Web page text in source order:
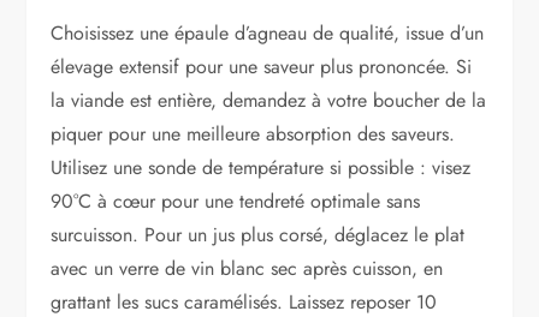
Choisissez une épaule d’agneau de qualité, issue d’un
élevage extensif pour une saveur plus prononcée. Si
la viande est entière, demandez à votre boucher de la
piquer pour une meilleure absorption des saveurs.
Utilisez une sonde de température si possible : visez
90°C à cœur pour une tendreté optimale sans
surcuisson. Pour un jus plus corsé, déglacez le plat
avec un verre de vin blanc sec après cuisson, en
grattant les sucs caramélisés. Laissez reposer 10